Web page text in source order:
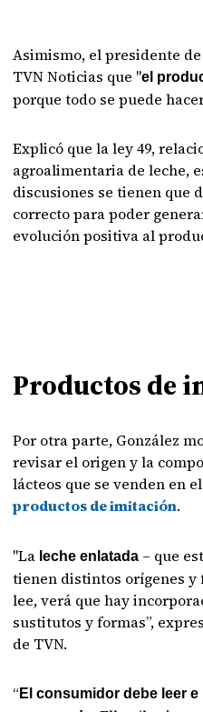
Asimismo, el presidente
TVN Noticias que "el
porque todo se puede
Explicó que la ley 49,
agroalimentaria de leche,
discusiones se tienen que
correcto para poder
evolución positiva al
Productos de
Por otra parte, González
revisar el origen y la
lácteos que se venden en
productos de imitación.
"La leche enlatada – que
tienen distintos orígenes y
lee, verá que hay
sustitutos y formas”,
de TVN.
“El consumidor debe leer